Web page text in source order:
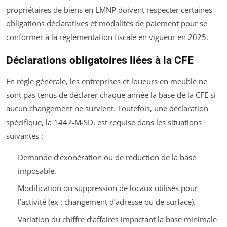
propriétaires de biens en LMNP doivent respecter certaines
obligations déclaratives et modalités de paiement pour se
conformer à la réglementation fiscale en vigueur en 2025.
Déclarations obligatoires liées à la CFE
En règle générale, les entreprises et loueurs en meublé ne
sont pas tenus de déclarer chaque année la base de la CFE si
aucun changement ne survient. Toutefois, une déclaration
spécifique, la 1447-M-SD, est requise dans les situations
suivantes :
Demande d’exonération ou de réduction de la base
imposable.
Modification ou suppression de locaux utilisés pour
l’activité (ex : changement d’adresse ou de surface).
Variation du chiffre d’affaires impactant la base minimale